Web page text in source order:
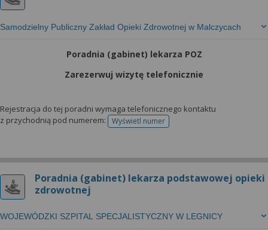
Samodzielny Publiczny Zakład Opieki Zdrowotnej w Malczycach
Poradnia (gabinet) lekarza POZ
Zarezerwuj wizytę telefonicznie
Rejestracja do tej poradni wymaga telefonicznego kontaktu
z przychodnią pod numerem:
Wyświetl numertelefonu do rejestracji
Poradnia (gabinet) lekarza podstawowej opieki
zdrowotnej
WOJEWÓDZKI SZPITAL SPECJALISTYCZNY W LEGNICY